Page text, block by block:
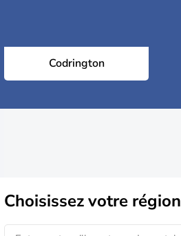
Codrington
Choisissezvotre région